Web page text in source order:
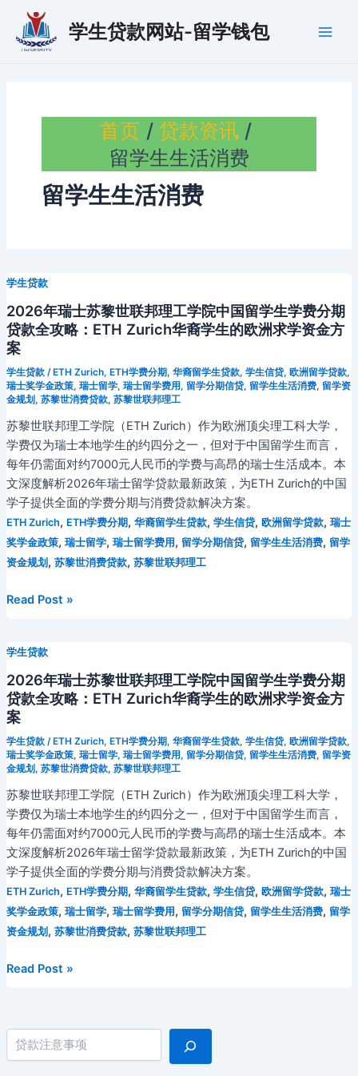
学生贷款网站-留学钱包
搜索
首页
贷款资讯
留学生生活消费
留学生生活消费
学生贷款
2026年瑞士苏黎世联邦理工学院中国留学生学费分期
贷款全攻略：ETH Zurich华裔学生的欧洲求学资金方
案
学生贷款/ ETH Zurich, ETH学费分期, 华裔留学生贷款, 学生信贷, 欧洲留学贷款,
瑞士奖学金政策, 瑞士留学, 瑞士留学费用 , 留学分期信贷, 留学生生活消费, 留学资
金规划 , 苏黎世消费贷款, 苏黎世联邦理工
苏黎世联邦理工学院（ETH Zurich）作为欧洲顶尖理工科大学，
学费仅为瑞士本地学生的约四分之一，但对于中国留学生而言，
每年仍需面对约7000元人民币的学费与高昂的瑞士生活成本。本
文深度解析2026年瑞士留学贷款最新政策，为ETH Zurich的中国
学子提供全面的学费分期与消费贷款解决方案。
ETH Zurich, ETH学费分期, 华裔留学生贷款, 学生信贷, 欧洲留学贷款, 瑞士
奖学金政策, 瑞士留学, 瑞士留学费用 , 留学分期信贷, 留学生生活消费, 留学
资金规划, 苏黎世消费贷款, 苏黎世联邦理工
2026
士
苏
黎
世
联
邦
理
工
学
院
中
国
留
学
生
费
款
全
Read Post »
学生贷款
2026年瑞士苏黎世联邦理工学院中国留学生学费分期
贷款全攻略：ETH Zurich华裔学生的欧洲求学资金方
案
学生贷款/ ETH Zurich, ETH学费分期, 华裔留学生贷款, 学生信贷, 欧洲留学贷款,
瑞士奖学金政策, 瑞士留学, 瑞士留学费用 , 留学分期信贷, 留学生生活消费, 留学资
金规划 , 苏黎世消费贷款, 苏黎世联邦理工
苏黎世联邦理工学院（ETH Zurich）作为欧洲顶尖理工科大学，
学费仅为瑞士本地学生的约四分之一，但对于中国留学生而言，
每年仍需面对约7000元人民币的学费与高昂的瑞士生活成本。本
文深度解析2026年瑞士留学贷款最新政策，为ETH Zurich的中国
学子提供全面的学费分期与消费贷款解决方案。
ETH Zurich, ETH学费分期, 华裔留学生贷款, 学生信贷, 欧洲留学贷款, 瑞士
奖学金政策, 瑞士留学, 瑞士留学费用 , 留学分期信贷, 留学生生活消费, 留学
资金规划, 苏黎世消费贷款, 苏黎世联邦理工
2026
士
苏
黎
Read Post »